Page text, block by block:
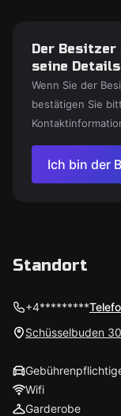
Der Besitzer
seine
Wenn Sie der
bestätigen Sie
Ich bin der
Standort
+4*********
Schüsselbuden
Wifi
Garderobe